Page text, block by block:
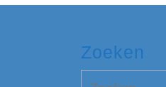
Zoeken